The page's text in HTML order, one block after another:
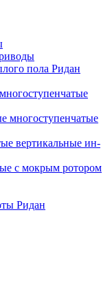
пола Ридан
многоступенчатые
вертикальные ин-
с мокрым ротором
Ридан